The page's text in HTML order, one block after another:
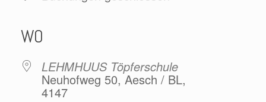
WO
LEHMHUUS Töpferschule
Neuhofweg 50, Aesch / BL,
4147